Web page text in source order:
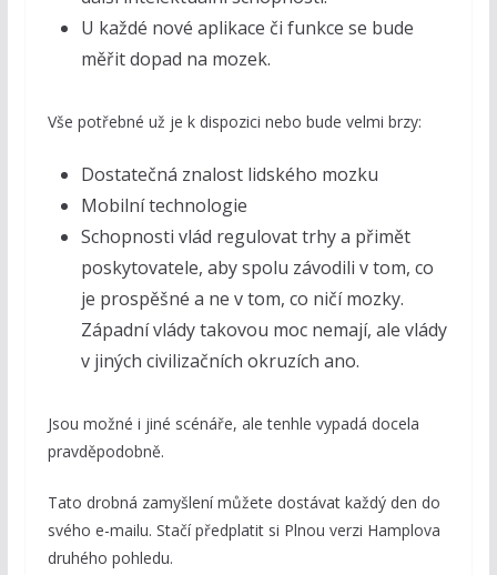
U každé nové aplikace či funkce se bude
měřit dopad na mozek.
Vše potřebné už je k dispozici nebo bude velmi brzy:
Dostatečná znalost lidského mozku
Mobilní technologie
Schopnosti vlád regulovat trhy a přimět
poskytovatele, aby spolu závodili v tom, co
je prospěšné a ne v tom, co ničí mozky.
Západní vlády takovou moc nemají, ale vlády
v jiných civilizačních okruzích ano.
Jsou možné i jiné scénáře, ale tenhle vypadá docela
pravděpodobně.
Tato drobná zamyšlení můžete dostávat každý den do
svého e-mailu. Stačí předplatit si Plnou verzi Hamplova
druhého pohledu.